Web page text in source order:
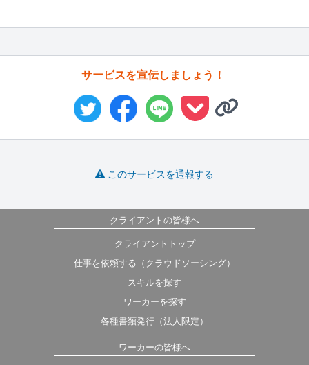
サービスを宣伝しましょう！
このサービスを通報する
クライアントの皆様へ
クライアントトップ
仕事を依頼する（クラウドソーシング）
スキルを探す
ワーカーを探す
各種書類発行（法人限定）
ワーカーの皆様へ